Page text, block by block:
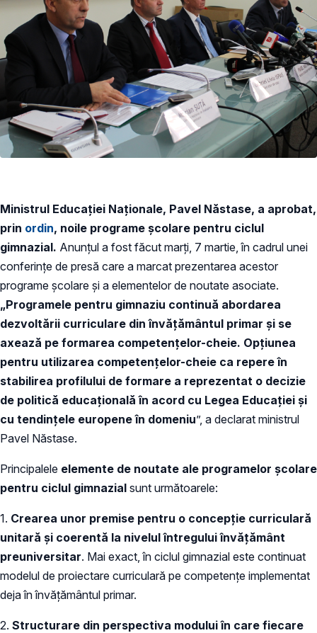
Ministrul Educației Naționale, Pavel Năstase, a aprobat,
prin ordin, noile programe școlare pentru ciclul
gimnazial. Anunțul a fost făcut marți, 7 martie, în cadrul unei
conferințe de presă care a marcat prezentarea acestor
programe școlare și a elementelor de noutate asociate.
„Programele pentru gimnaziu continuă abordarea
dezvoltării curriculare din învățământul primar și se
axează pe formarea competenţelor-cheie. Opţiunea
pentru utilizarea competenţelor-cheie ca repere în
stabilirea profilului de formare a reprezentat o decizie
de politică educaţională în acord cu Legea Educației și
cu tendințele europene în domeniu”, a declarat ministrul
Pavel Năstase.
Principalele elemente de noutate ale programelor școlare
pentru ciclul gimnazial sunt următoarele:
1. Crearea unor premise pentru o concepţie curriculară
unitară şi coerentă la nivelul întregului învățământ
preuniversitar. Mai exact, în ciclul gimnazial este continuat
modelul de proiectare curriculară pe competențe implementat
deja în învățământul primar.
2. Structurare din perspectiva modului în care fiecare